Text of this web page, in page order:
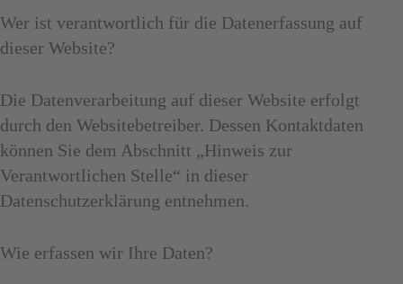
Wer ist verantwortlich für die Datenerfassung auf
dieser Website?
Die Datenverarbeitung auf dieser Website erfolgt
durch den Websitebetreiber. Dessen Kontaktdaten
können Sie dem Abschnitt „Hinweis zur
Verantwortlichen Stelle“ in dieser
Datenschutzerklärung entnehmen.
Wie erfassen wir Ihre Daten?